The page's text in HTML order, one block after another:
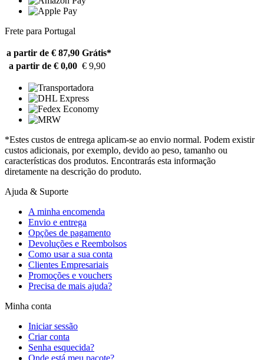
Frete para Portugal
a partir de € 87,90 Grátis*
a partir de € 0,00 € 9,90
*Estes custos de entrega aplicam-se ao envio normal. Podem existir
custos adicionais, por exemplo, devido ao peso, tamanho ou
características dos produtos. Encontrarás esta informação
diretamente na descrição do produto.
Ajuda & Suporte
A minha encomenda
Envio e entrega
Opções de pagamento
Devoluções e Reembolsos
Como usar a sua conta
Clientes Empresariais
Promoções e vouchers
Precisa de mais ajuda?
Minha conta
Iniciar sessão
Criar conta
Senha esquecida?